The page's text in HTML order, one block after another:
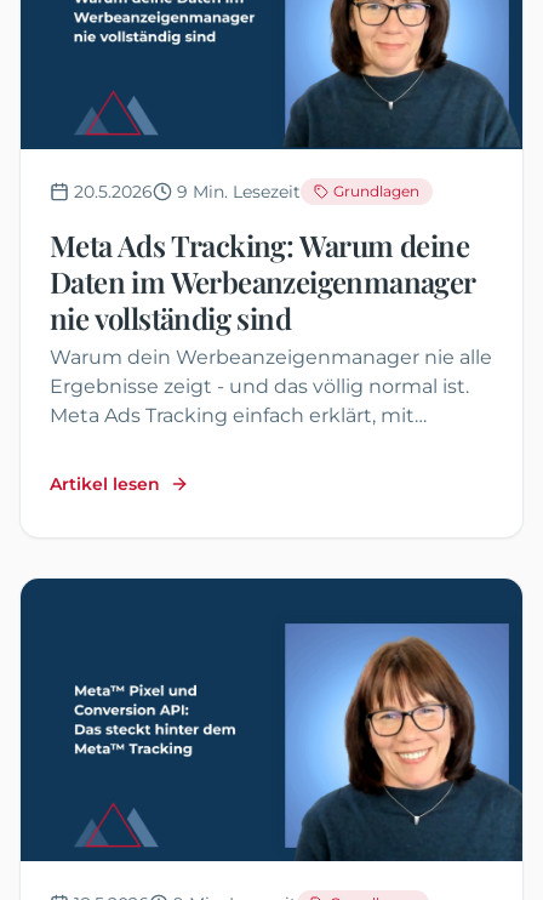
20.5.2026 9 Min. Lesezeit Grundlagen
Meta Ads Tracking: Warum deine
Daten im Werbeanzeigenmanager
nie vollständig sind
Warum dein Werbeanzeigenmanager nie alle
Ergebnisse zeigt - und das völlig normal ist.
Meta Ads Tracking einfach erklärt, mit
Artikel lesen